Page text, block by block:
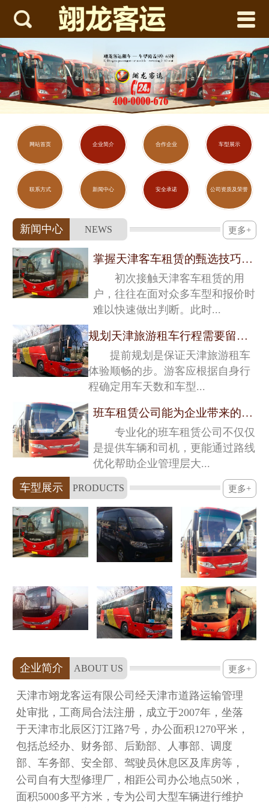
合作企业
车型展示
联系方式
新闻中心
安全承诺
公司资质及荣誉
 
网站首页 企业简介 合作企业 车型展示
联系方式 新闻中心 安全承诺 公司资质及荣誉
新闻中心 NEWS 更多+
掌握天津客车租赁的甄选技巧与用车须知
初次接触天津客车租赁的用
户，往往在面对众多车型和报价时
难以快速做出判断。此时...
规划天津旅游租车行程需要留意的关键细节
提前规划是保证天津旅游租车
体验顺畅的步。游客应根据自身行
程确定用车天数和车型...
班车租赁公司能为企业带来的深层价值
专业化的班车租赁公司不仅仅
是提供车辆和司机，更能通过路线
优化帮助企业管理层大...
车型展示
PRODUCTS 更多+
企业简介 ABOUT US 更多+
天津市翊龙客运有限公司经天津市道路运输管理
处审批，工商局合法注册，成立于2007年，坐落
于天津市北辰区汀江路7号，办公面积1270平米，
包括总经办、财务部、后勤部、人事部、调度
部、车务部、安全部、驾驶员休息区及库房等，
公司自有大型修理厂，相距公司办公地点50米，
面积5000多平方米，专为公司大型车辆进行维护